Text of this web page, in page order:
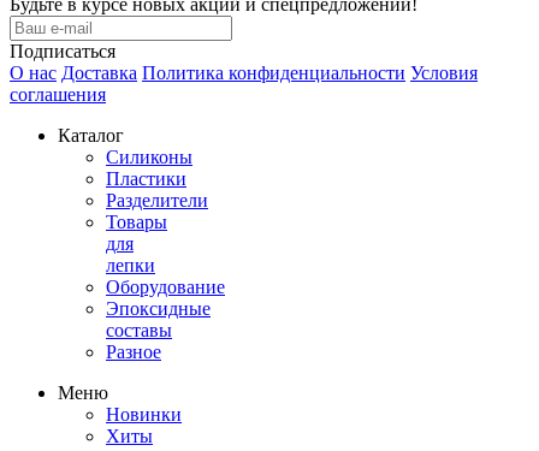
Будьте в курсе новых акций и спецпредложений!
Подписаться
О нас Доставка Политика конфиденциальности Условия
соглашения
Каталог
Силиконы
Пластики
Разделители
Товары
для
лепки
Оборудование
Эпоксидные
составы
Разное
Меню
Новинки
Хиты